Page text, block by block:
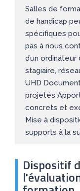
Salles de
de handicap
spécifiques
pas à nous
d’un
stagiaire,
UHD
projetés
concrets et
Mise à
supports à la
Dispositif